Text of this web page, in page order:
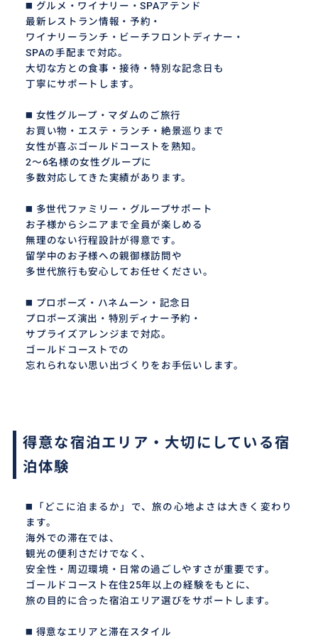
◼️ グルメ・ワイナリー・SPAアテンド
最新レストラン情報・予約・
ワイナリーランチ・ビーチフロントディナー・
SPAの手配まで対応。
大切な方との食事・接待・特別な記念日も
丁寧にサポートします。
◼️ 女性グループ・マダムのご旅行
お買い物・エステ・ランチ・絶景巡りまで
女性が喜ぶゴールドコーストを熟知。
2〜6名様の女性グループに
多数対応してきた実績があります。
◼️ 多世代ファミリー・グループサポート
お子様からシニアまで全員が楽しめる
無理のない行程設計が得意です。
留学中のお子様への親御様訪問や
多世代旅行も安心してお任せください。
◼️ プロポーズ・ハネムーン・記念日
プロポーズ演出・特別ディナー予約・
サプライズアレンジまで対応。
ゴールドコーストでの
忘れられない思い出づくりをお手伝いします。
得意な宿泊エリア・大切にしている宿
泊体験
◼️「どこに泊まるか」で、旅の心地よさは大きく変わり
ます。
海外での滞在では、
観光の便利さだけでなく、
安全性・周辺環境・日常の過ごしやすさが重要です。
ゴールドコースト在住25年以上の経験をもとに、
旅の目的に合った宿泊エリア選びをサポートします。
◼️ 得意なエリアと滞在スタイル